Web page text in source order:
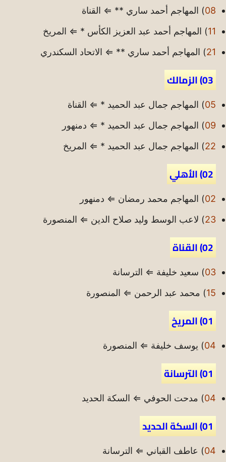
08) المهاجم أحمد ساري ** ⇐ القناة
11) المهاجم أحمد عبد العزيز الكأس * ⇐ المريخ
21) المهاجم أحمد ساري ** ⇐ الاتحاد السكندري
03) الزمالك
05) المهاجم جمال عبد الحميد * ⇐ القناة
09) المهاجم جمال عبد الحميد * ⇐ دمنهور
22) المهاجم جمال عبد الحميد * ⇐ المريخ
02) الأهلي
02) المهاجم محمد رمضان ⇐ دمنهور
23) لاعب الوسط وليد صلاح الدين ⇐ المنصورة
02) القناة
03) سعيد خليفة ⇐ الترسانة
15) محمد عبد الرحمن ⇐ المنصورة
01) المريخ
04) يوسف خليفة ⇐ المنصورة
01) الترسانة
04) مدحت الحوفي ⇐ السكة الحديد
01) السكة الحديد
04) عاطف القباني ⇐ الترسانة